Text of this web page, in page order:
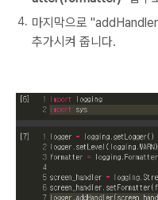
마지막으로
추가시켜 줍니다.